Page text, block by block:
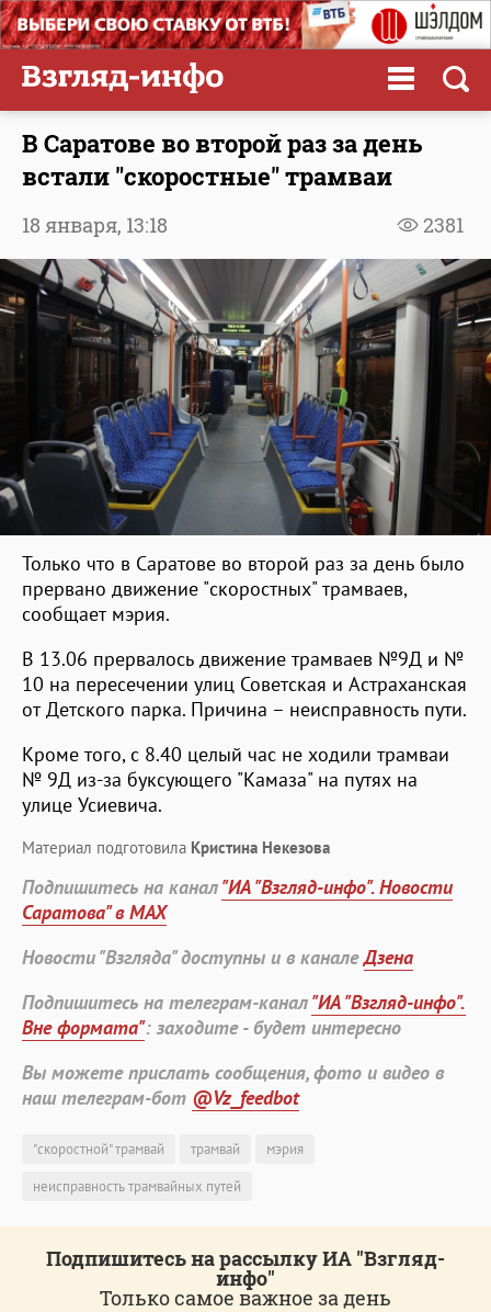
В Саратове во второй раз за день
встали "скоростные" трамваи
2381
18 января, 13:18
Только что в Саратове во второй раз за день было
прервано движение "скоростных" трамваев,
сообщает мэрия.
В 13.06 прервалось движение трамваев №9Д и №
10 на пересечении улиц Советская и Астраханская
от Детского парка. Причина – неисправность пути.
Кроме того, с 8.40 целый час не ходили трамваи
№ 9Д из-за буксующего "Камаза" на путях на
улице Усиевича.
Материал подготовила Кристина Некезова
Подпишитесь на канал"ИА "Взгляд-инфо". Новости
Саратова" в MAX
Новости "Взгляда" доступны и в каналеДзена
Подпишитесь на телеграм-канал"ИА "Взгляд-инфо".
Вне формата": заходите - будет интересно
Вы можете прислать сообщения, фото и видео в
наш телеграм-бот @Vz_feedbot
"скоростной" трамвай трамвай
мэрия
неисправность трамвайных путей
Подпишитесь на рассылку ИА "Взгляд-
инфо"
Только самое важное за день